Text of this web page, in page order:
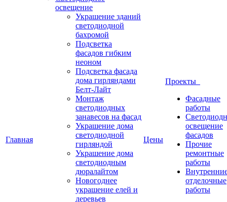
Главная
освещение
Украшение зданий
светодиодной
бахромой
Подсветка
фасадов гибким
неоном
Подсветка фасада
дома гирляндами
Белт-Лайт
Монтаж
светодиодных
занавесов на фасад
Украшение дома
светодиодной
гирляндой
Украшение дома
светодиодным
дюралайтом
Новогоднее
украшение елей и
деревьев
Цены
Проекты
Фасадные
работы
освещение
фасадов
Прочие
ремонтные
работы
отделочные
работы